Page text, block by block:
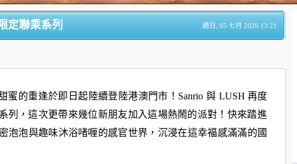
週日, 05 七月 2026 13:21
定聯乘系列
蜜的重逢於即日起陸續登陸港澳門市！ Sanrio 與 LUSH 再度
列，這次更帶來幾位新朋友加入這場熱鬧的派對！ 快來踏進
泡泡與趣味沐浴啫喱的感官世界， 沉浸在這幸福感滿滿的國